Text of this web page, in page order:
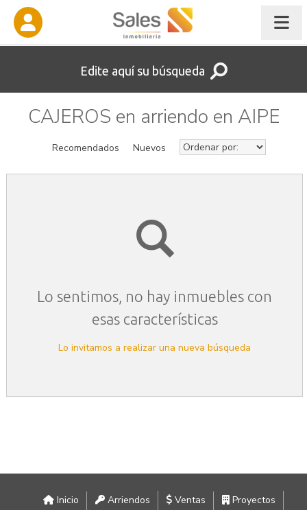
Edite aquí su búsqueda
CAJEROS en arriendo en AIPE
Recomendados Nuevos
Lo sentimos, no hay inmuebles con
esas características
Lo invitamos a realizar una nueva búsqueda
Inicio Arriendos Ventas Proyectos